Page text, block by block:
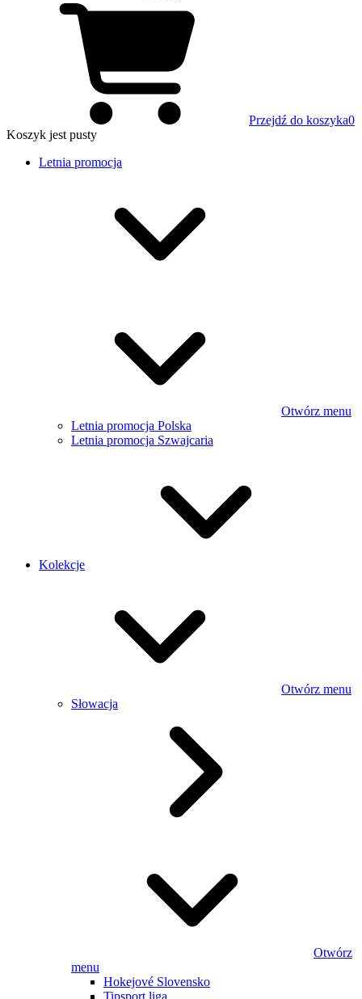
Przejdź do koszyka0
Koszyk jest pusty
Letnia promocja
Otwórz menu
Letnia promocja Polska
Letnia promocja Szwajcaria
Kolekcje
Otwórz menu
Słowacja
Otwórz
menu
Hokejové Slovensko
Tipsport liga